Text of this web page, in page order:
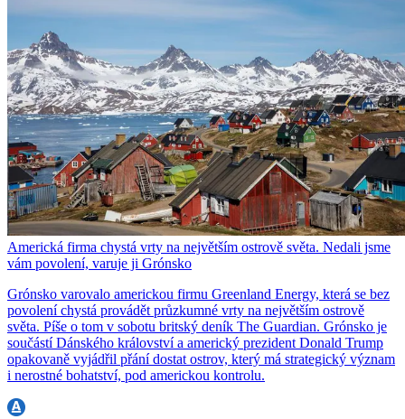
Americká firma chystá vrty na největším ostrově světa. Nedali jsme
vám povolení, varuje ji Grónsko
Grónsko varovalo americkou firmu Greenland Energy, která se bez
povolení chystá provádět průzkumné vrty na největším ostrově
světa. Píše o tom v sobotu britský deník The Guardian. Grónsko je
součástí Dánského království a americký prezident Donald Trump
opakovaně vyjádřil přání dostat ostrov, který má strategický význam
i nerostné bohatství, pod americkou kontrolu.